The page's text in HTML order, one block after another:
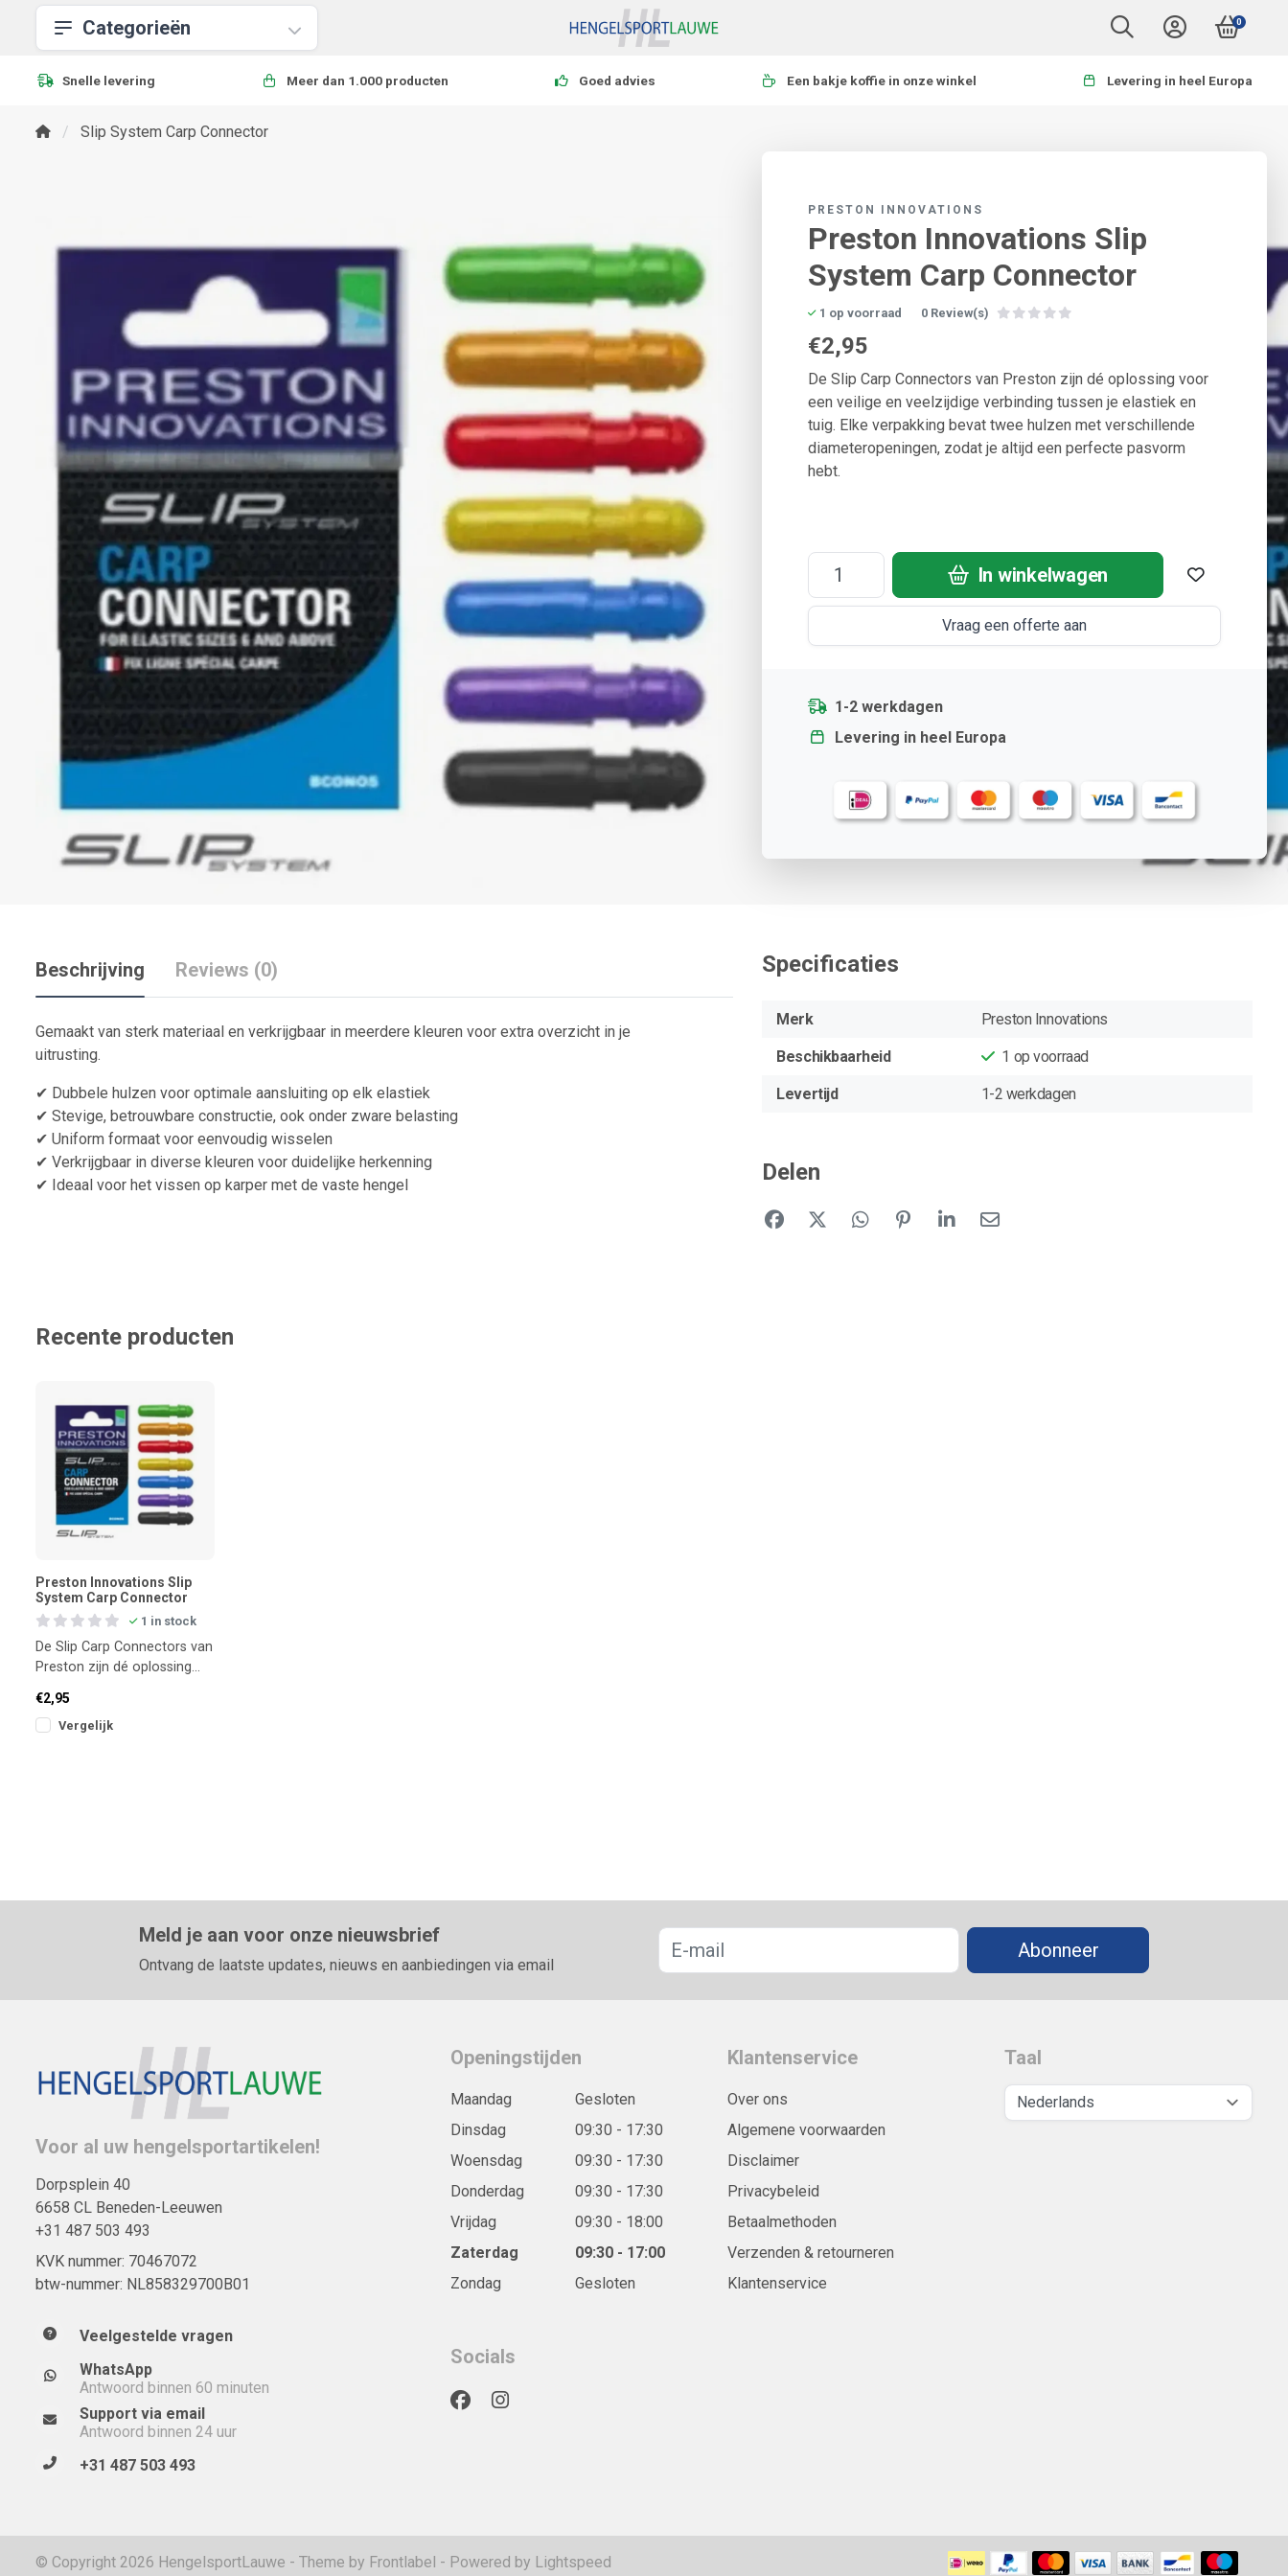
Categorieën 0
Snelle levering Meer dan 1.000 producten Goed advies Een bakje koffie in onze winkel Levering in heel Europa
Slip System Carp Connector
PRESTON INNOVATIONS
Preston Innovations Slip
System Carp Connector
1 op voorraad 0 Review(s)
€2,95
De Slip Carp Connectors van Preston zijn dé oplossing voor
een veilige en veelzijdige verbinding tussen je elastiek en
tuig. Elke verpakking bevat twee hulzen met verschillende
diameteropeningen, zodat je altijd een perfecte pasvorm
hebt.
In winkelwagen
Vraag een offerte aan
1-2 werkdagen
Levering in heel Europa
Beschrijving Reviews (0)
Gemaakt van sterk materiaal en verkrijgbaar in meerdere kleuren voor extra overzicht in je
uitrusting.
✔ Dubbele hulzen voor optimale aansluiting op elk elastiek
✔ Stevige, betrouwbare constructie, ook onder zware belasting
✔ Uniform formaat voor eenvoudig wisselen
✔ Verkrijgbaar in diverse kleuren voor duidelijke herkenning
✔ Ideaal voor het vissen op karper met de vaste hengel
Specificaties
Merk Preston Innovations
Beschikbaarheid 1 op voorraad
Levertijd 1-2 werkdagen
Delen
Recente producten
Preston Innovations Slip
System Carp Connector
1 in stock
De Slip Carp Connectors van
Preston zijn dé oplossing
veelzijdige verbinding tu
€2,95
Vergelijk
Meld je aan voor onze nieuwsbrief
Ontvang de laatste updates, nieuws en aanbiedingen via email
Abonneer
Voor al uw hengelsportartikelen!
Dorpsplein 40
6658 CL Beneden-Leeuwen
+31 487 503 493
KVK nummer: 70467072
btw-nummer: NL858329700B01
Veelgestelde vragen
WhatsApp
Antwoord binnen 60 minuten
Support via email
Antwoord binnen 24 uur
+31 487 503 493
Openingstijden
Maandag
Gesloten
Dinsdag
09:30 - 17:30
Woensdag
09:30 - 17:30
Donderdag
09:30 - 17:30
Vrijdag
09:30 - 18:00
Zaterdag
09:30 - 17:00
Zondag
Gesloten
Socials
Klantenservice
Over ons
Algemene voorwaarden
Disclaimer
Privacybeleid
Betaalmethoden
Verzenden & retourneren
Klantenservice
Taal
© Copyright 2026 HengelsportLauwe - Theme by Frontlabel - Powered by Lightspeed